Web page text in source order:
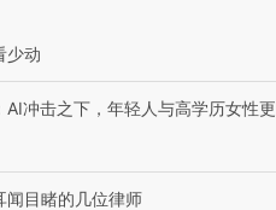
产
少动
AI冲击之下，年轻人与高学历女性更
闻目睹的几位律师